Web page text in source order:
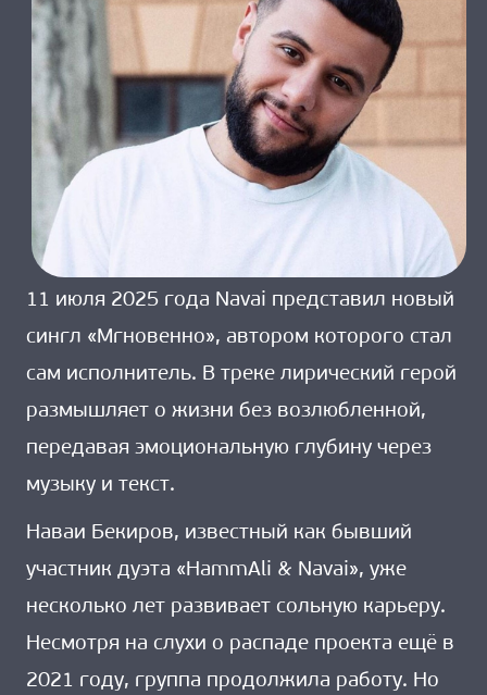
11 июля 2025 года Navai представил новый
сингл «Мгновенно», автором которого стал
сам исполнитель. В треке лирический герой
размышляет о жизни без возлюбленной,
передавая эмоциональную глубину через
музыку и текст.
Наваи Бекиров, известный как бывший
участник дуэта «HammAli & Navai», уже
несколько лет развивает сольную карьеру.
Несмотря на слухи о распаде проекта ещё в
2021 году, группа продолжила работу. Но